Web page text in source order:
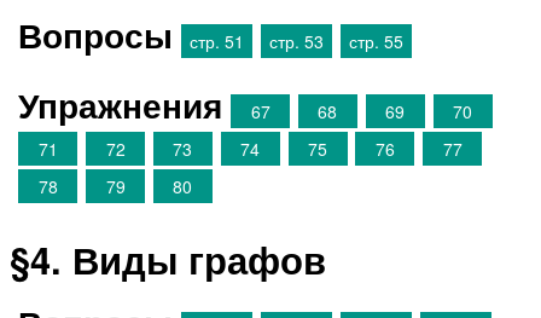
Вопросы стр. 51 стр. 53 стр. 55
Упражнения 67 68 69
70
71
72 73 74 75 76
77
78
79 80
§4. Виды графов